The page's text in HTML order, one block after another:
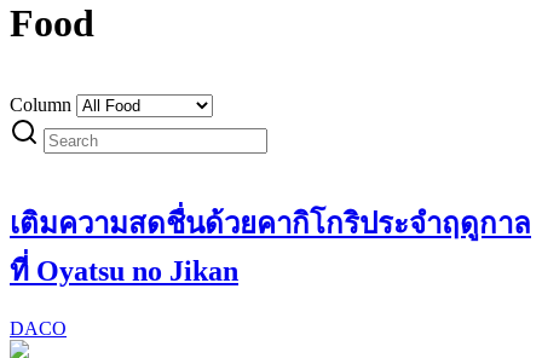
Food
Column
เติมความสดชื่นด้วยคากิโกริประจำฤดูกาล
ที่ Oyatsu​ no​ Jikan
DACO